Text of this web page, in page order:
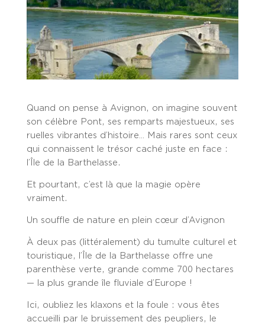
Quand on pense à Avignon, on imagine souvent
son célèbre Pont, ses remparts majestueux, ses
ruelles vibrantes d’histoire… Mais rares sont ceux
qui connaissent le trésor caché juste en face :
l’Île de la Barthelasse.
Et pourtant, c’est là que la magie opère
vraiment.
Un souffle de nature en plein cœur d’Avignon
À deux pas (littéralement) du tumulte culturel et
touristique, l’Île de la Barthelasse offre une
parenthèse verte, grande comme 700 hectares
— la plus grande île fluviale d’Europe !
Ici, oubliez les klaxons et la foule : vous êtes
accueilli par le bruissement des peupliers, le